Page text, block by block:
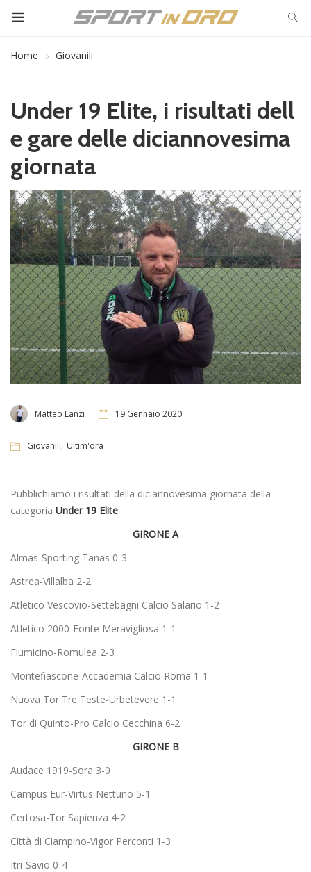
Home Giovanili
Under 19 Elite, i risultati dell
e gare delle diciannovesima
giornata
Matteo Lanzi 19 Gennaio 2020
Giovanili, Ultim'ora
Pubblichiamo i risultati della diciannovesima giornata della
categoria Under 19 Elite:
GIRONE A
Almas-Sporting Tanas 0-3
Astrea-Villalba 2-2
Atletico Vescovio-Settebagni Calcio Salario 1-2
Atletico 2000-Fonte Meravigliosa 1-1
Fiumicino-Romulea 2-3
Montefiascone-Accademia Calcio Roma 1-1
Nuova Tor Tre Teste-Urbetevere 1-1
Tor di Quinto-Pro Calcio Cecchina 6-2
GIRONE B
Audace 1919-Sora 3-0
Campus Eur-Virtus Nettuno 5-1
Certosa-Tor Sapienza 4-2
Città di Ciampino-Vigor Perconti 1-3
Itri-Savio 0-4